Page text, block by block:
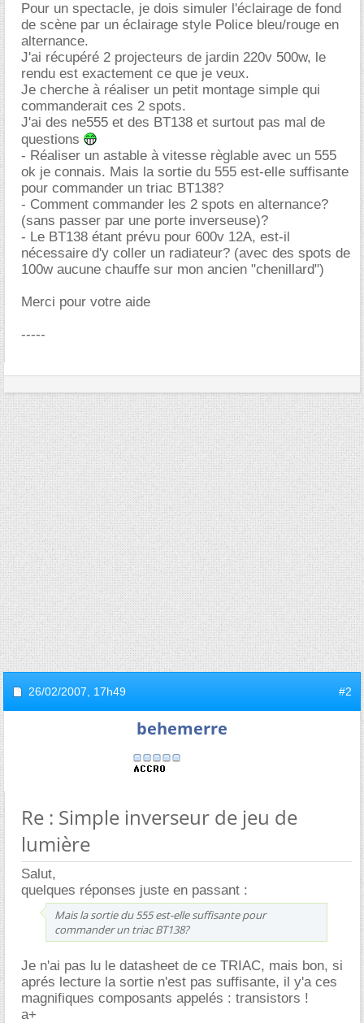
Pour un spectacle, je dois simuler l'éclairage de fond
de scène par un éclairage style Police bleu/rouge en
alternance.
J'ai récupéré 2 projecteurs de jardin 220v 500w, le
rendu est exactement ce que je veux.
Je cherche à réaliser un petit montage simple qui
commanderait ces 2 spots.
J'ai des ne555 et des BT138 et surtout pas mal de
questions
- Réaliser un astable à vitesse règlable avec un 555
ok je connais. Mais la sortie du 555 est-elle suffisante
pour commander un triac BT138?
- Comment commander les 2 spots en alternance?
(sans passer par une porte inverseuse)?
- Le BT138 étant prévu pour 600v 12A, est-il
nécessaire d'y coller un radiateur? (avec des spots de
100w aucune chauffe sur mon ancien "chenillard")
Merci pour votre aide
-----
26/02/2007, 17h49 #2
behemerre
Re : Simple inverseur de jeu de
lumière
Salut,
quelques réponses juste en passant :
Mais la sortie du 555 est-elle suffisante pour
commander un triac BT138?
Je n'ai pas lu le datasheet de ce TRIAC, mais bon, si
aprés lecture la sortie n'est pas suffisante, il y'a ces
magnifiques composants appelés : transistors !
a+